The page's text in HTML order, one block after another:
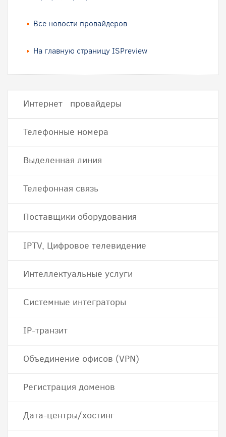
Все новости провайдеров
На главную страницу ISPreview
Интернет провайдеры
Телефонные номера
Выделенная линия
Телефонная связь
Поставщики оборудования
IPTV, Цифровое телевидение
Интеллектуальные услуги
Системные интеграторы
IP-транзит
Объединение офисов (VPN)
Регистрация доменов
Дата-центры/хостинг